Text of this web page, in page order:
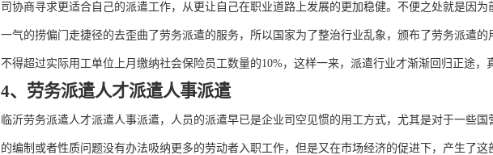
司协商寻求更适合自己的派遣工作，从更让自己在职业道路上发展的更加稳健。不便之处就是因
一气的捞偏门走捷径的去歪曲了劳务派遣的服务，所以国家为了整治行业乱象，颁布了劳务派遣
不得超过实际用工单位上月缴纳社会保险员工数量的10%，这样一来，派遣行业才渐渐回归正途，
4、劳务派遣人才派遣人事派遣
临沂劳务派遣人才派遣人事派遣，人员的派遣早已是企业司空见惯的用工方式，尤其是对于一些
的编制或者性质问题没有办法吸纳更多的劳动者入职工作，但是又在市场经济的促进下，产生了